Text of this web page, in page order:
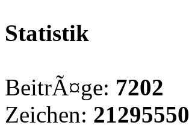
Statistik
BeitrÃ¤ge: 7202
Zeichen: 21295550